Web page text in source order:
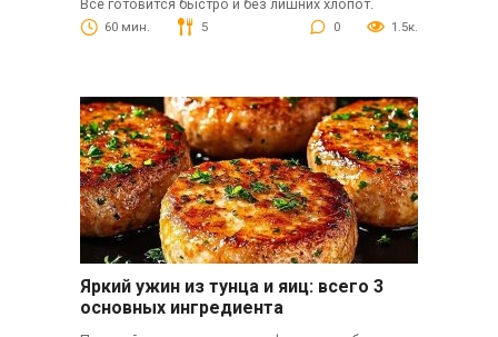
Всё готовится быстро и без лишних хлопот.
60 мин. 5 0 1.5к.
Яркий ужин из тунца и яиц: всего 3
основных ингредиента